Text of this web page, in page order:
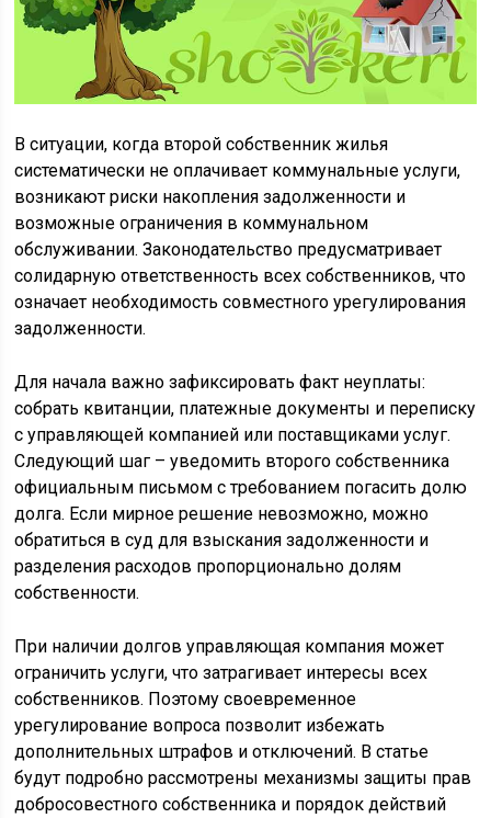
В ситуации, когда второй собственник жилья
систематически не оплачивает коммунальные услуги,
возникают риски накопления задолженности и
возможные ограничения в коммунальном
обслуживании. Законодательство предусматривает
солидарную ответственность всех собственников, что
означает необходимость совместного урегулирования
задолженности.
Для начала важно зафиксировать факт неуплаты:
собрать квитанции, платежные документы и переписку
с управляющей компанией или поставщиками услуг.
Следующий шаг – уведомить второго собственника
официальным письмом с требованием погасить долю
долга. Если мирное решение невозможно, можно
обратиться в суд для взыскания задолженности и
разделения расходов пропорционально долям
собственности.
При наличии долгов управляющая компания может
ограничить услуги, что затрагивает интересы всех
собственников. Поэтому своевременное
урегулирование вопроса позволит избежать
дополнительных штрафов и отключений. В статье
будут подробно рассмотрены механизмы защиты прав
добросовестного собственника и порядок действий